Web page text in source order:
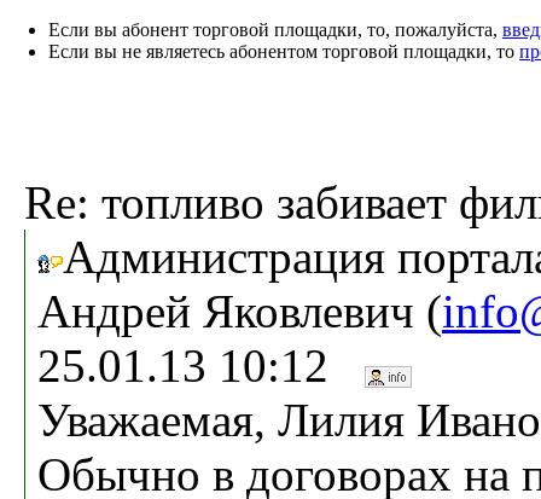
Если вы абонент торговой площадки, то, пожалуйста,
Если вы не являетесь абонентом торговой площадки, то
Re: топливо забивает
Администрация
Андрей Яковлевич (
25.01.13 10:12
Уважаемая, Лилия
Обычно в договорах на